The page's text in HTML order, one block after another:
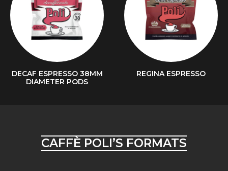
DECAF ESPRESSO 38MM
DIAMETER PODS
REGINA ESPRESSO
CAFFÈ POLI’S FORMATS